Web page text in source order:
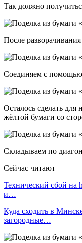
Так должно
После
Соединяем с помощью
Осталось сделать
жёлтой бумаги со
Складываем по
Сейчас читают
Технический сбой на
и…
Куда сходить в
загородные…